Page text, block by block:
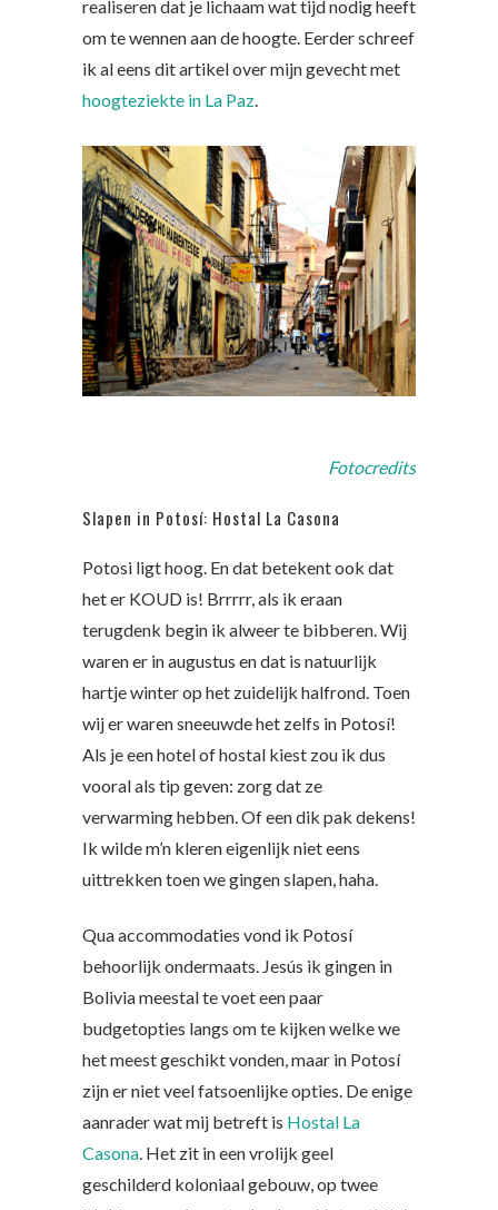
realiseren dat je lichaam wat tijd nodig heeft
om te wennen aan de hoogte. Eerder schreef
ik al eens dit artikel over mijn gevecht met
hoogteziekte in La Paz.
Fotocredits
Slapen in Potosí: Hostal La Casona
Potosi ligt hoog. En dat betekent ook dat
het er KOUD is! Brrrrr, als ik eraan
terugdenk begin ik alweer te bibberen. Wij
waren er in augustus en dat is natuurlijk
hartje winter op het zuidelijk halfrond. Toen
wij er waren sneeuwde het zelfs in Potosí!
Als je een hotel of hostal kiest zou ik dus
vooral als tip geven: zorg dat ze
verwarming hebben. Of een dik pak dekens!
Ik wilde m’n kleren eigenlijk niet eens
uittrekken toen we gingen slapen, haha.
Qua accommodaties vond ik Potosí
behoorlijk ondermaats. Jesús ik gingen in
Bolivia meestal te voet een paar
budgetopties langs om te kijken welke we
het meest geschikt vonden, maar in Potosí
zijn er niet veel fatsoenlijke opties. De enige
aanrader wat mij betreft is Hostal La
Casona. Het zit in een vrolijk geel
geschilderd koloniaal gebouw, op twee